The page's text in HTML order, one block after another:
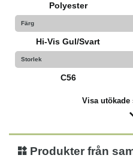
Polyester
Färg
Hi-Vis Gul/Svart
Storlek
C56
Visa
Produkter från